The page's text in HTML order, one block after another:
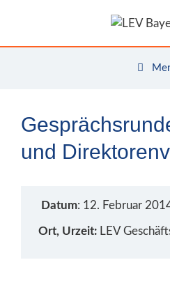
und
Datum: 12. Februar
Ort, Urzeit: LEV